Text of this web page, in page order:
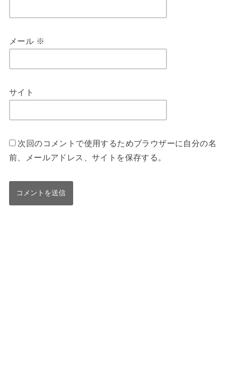
メール ※
サイト
次回のコメントで使用するためブラウザーに自分の名
前、メールアドレス、サイトを保存する。